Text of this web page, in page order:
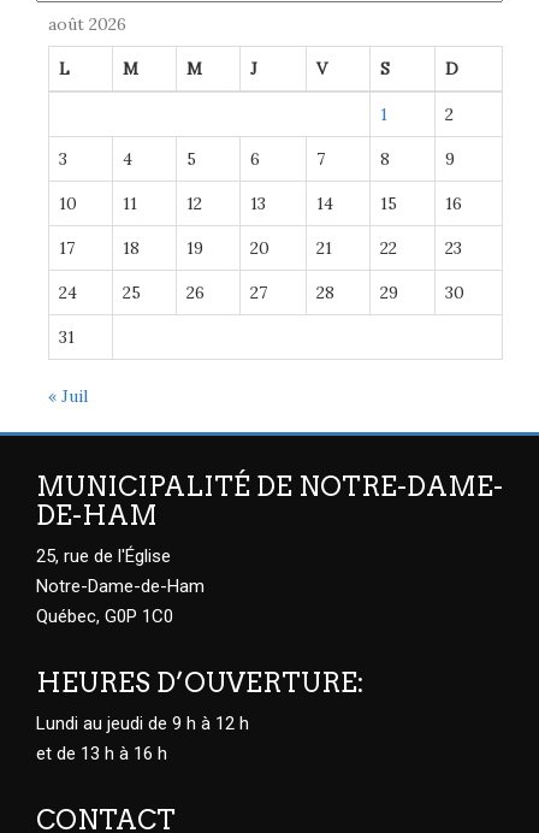
août 2026
L M M J V S D
1 2
3 4 5 6 7 8 9
10 11 12 13 14 15 16
17 18 19 20 21 22 23
24 25 26 27 28 29 30
31
« Juil
MUNICIPALITÉ DE NOTRE-DAME-
DE-HAM
25, rue de l'Église
Notre-Dame-de-Ham
Québec, G0P 1C0
HEURES D’OUVERTURE:
Lundi au jeudi de 9 h à 12 h
et de 13 h à 16 h
CONTACT